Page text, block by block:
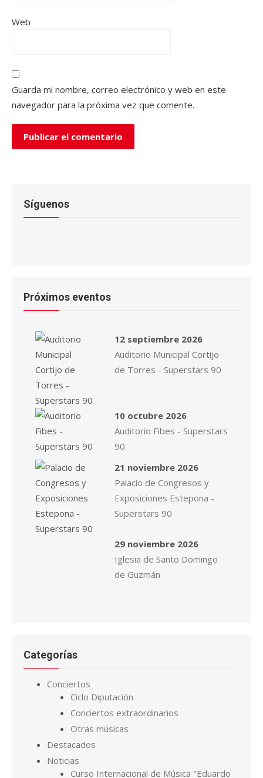
Web
Guarda mi nombre, correo electrónico y web en este
navegador para la próxima vez que comente.
Síguenos
Próximos eventos
12 septiembre 2026
Auditorio Municipal Cortijo
de Torres - Superstars 90
10 octubre 2026
Auditorio Fibes - Superstars
90
21 noviembre 2026
Palacio de Congresos y
Exposiciones Estepona -
Superstars 90
29 noviembre 2026
Iglesia de Santo Domingo
de Guzmán
Categorías
Conciertos
Ciclo Diputación
Conciertos extraordinarios
Otras músicas
Destacados
Noticias
Curso Internacional de Música "Eduardo